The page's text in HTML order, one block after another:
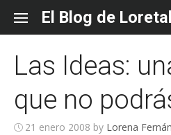
content
El Blog de
Las Ideas:
que no
21 enero 2008 by Lorena